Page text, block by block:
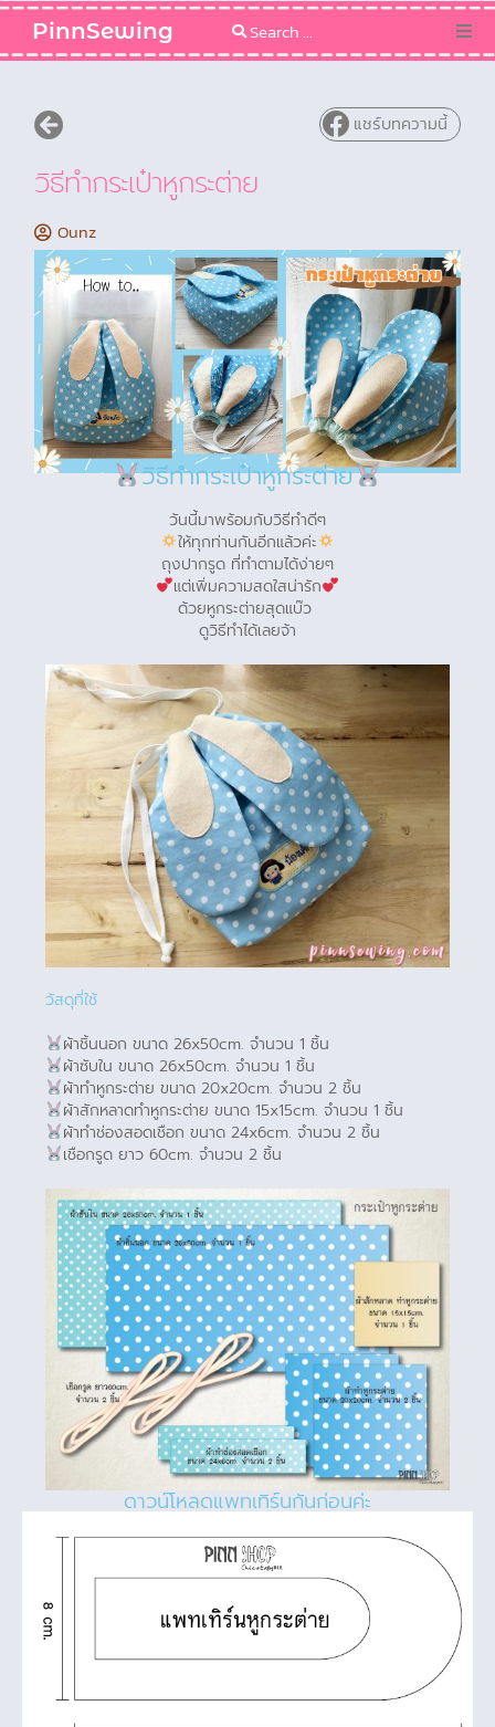
PinnSewing
แชร์บทความนี้
วิธีทำกระเป๋าหูกระต่าย
Ounz
วิธีทำกระเป๋าหูกระต่าย
วันนี้มาพร้อมกับวิธีทำดีๆ
ให้ทุกท่านกันอีกแล้วค่ะ
ถุงปากรูด ที่ทำตามได้ง่ายๆ
แต่เพิ่มความสดใสน่ารัก
ด้วยหูกระต่ายสุดแบ๊ว
ดูวิธีทำได้เลยจ้า
วัสดุที่ใช้
ผ้าชิ้นนอก ขนาด 26x50cm. จำนวน 1 ชิ้น
ผ้าซับใน ขนาด 26x50cm. จำนวน 1 ชิ้น
ผ้าทำหูกระต่าย ขนาด 20x20cm. จำนวน 2 ชิ้น
ผ้าสักหลาดทำหูกระต่าย ขนาด 15x15cm. จำนวน 1 ชิ้น
ผ้าทำช่องสอดเชือก ขนาด 24x6cm. จำนวน 2 ชิ้น
เชือกรูด ยาว 60cm. จำนวน 2 ชิ้น
ดาวน์โหลดแพทเทิร์นกันก่อนค่ะ